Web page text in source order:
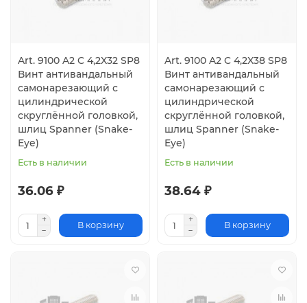
Art. 9100 A2 C 4,2X32 SP8
Винт антивандальный
самонарезающий с
цилиндрической
скруглённой головкой,
шлиц Spanner (Snake-
Eye)
Есть в наличии
36.06 ₽
В корзину
Art. 9100 A2 C 4,2X38 SP8
Винт антивандальный
самонарезающий с
цилиндрической
скруглённой головкой,
шлиц Spanner (Snake-
Eye)
Есть в наличии
38.64 ₽
В корзину